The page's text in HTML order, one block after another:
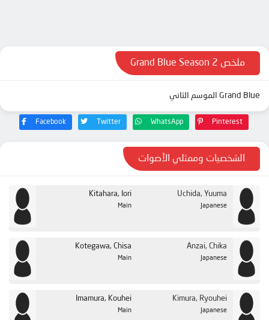
ملخص Grand Blue Season 2
Grand Blue الموسم الثاني
Facebook Twitter WhatsApp Pinterest
الشخصيات وممثلي الأصوات
Kitahara, Iori
Main
Uchida, Yuuma
Japanese
Kotegawa, Chisa
Main
Anzai, Chika
Japanese
Imamura, Kouhei
Main
Kimura, Ryouhei
Japanese